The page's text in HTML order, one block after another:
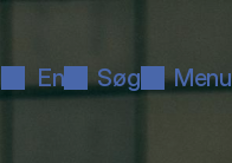
En Søg Menu